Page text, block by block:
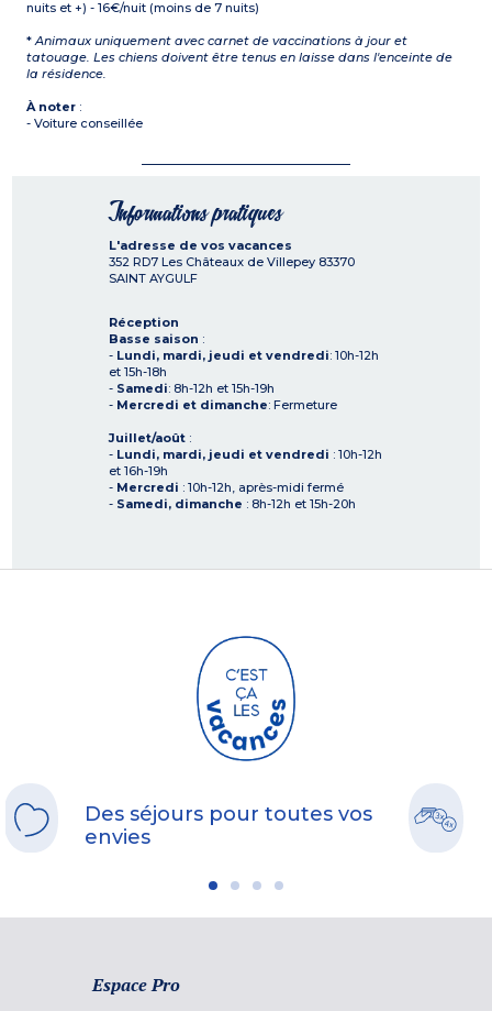
nuits et +) - 16€/nuit (moins de 7 nuits)
*Animaux uniquement avec carnet de vaccinations à jour et
tatouage. Les chiens doivent être tenus en laisse dans l'enceinte de
la résidence.
À noter :
- Voiture conseillée
Informations pratiques
L'adresse de vos vacances
352 RD7 Les Châteaux de Villepey 83370
SAINT AYGULF
Réception
Basse saison :
- Lundi, mardi, jeudi et vendredi: 10h-12h
et 15h-18h
- Samedi: 8h-12h et 15h-19h
- Mercredi et dimanche: Fermeture
Juillet/août :
- Lundi, mardi, jeudi et vendredi : 10h-12h
et 16h-19h
- Mercredi : 10h-12h, après-midi fermé
- Samedi, dimanche : 8h-12h et 15h-20h
Des séjours pour toutes vos
envies
Espace Pro